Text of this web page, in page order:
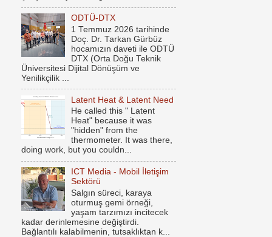
ODTÜ-DTX
1 Temmuz 2026 tarihinde
Doç. Dr. Tarkan Gürbüz
hocamızın daveti ile ODTÜ
DTX (Orta Doğu Teknik
Üniversitesi Dijital Dönüşüm ve
Yenilikçilik ...
Latent Heat & Latent Need
He called this " Latent
Heat" because it was
"hidden" from the
thermometer. It was there,
doing work, but you couldn...
ICT Media - Mobil İletişim
Sektörü
Salgın süreci, karaya
oturmuş gemi örneği,
yaşam tarzımızı incitecek
kadar derinlemesine değiştirdi.
Bağlantılı kalabilmenin, tutsaklıktan k...